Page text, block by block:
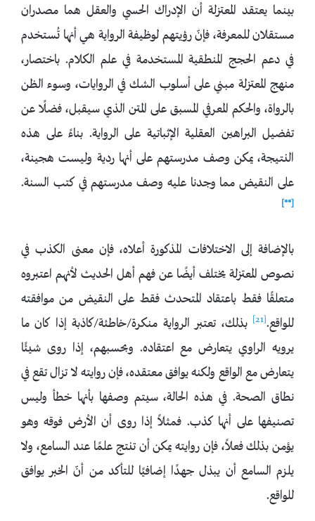
بينما يعتقد المعتزلة أن الإدراك الحسي والعقل هما مصدران
مستقلان للمعرفة، فإنّ رؤيتهم لوظيفة الرواية هي أنها تُستخدم
في دعم الحجج المنطقية المستخدمة في علم الكلام. باختصار،
منهج المعتزلة مبني على أسلوب الشك في الروايات، وسوء الظن
بالرواة، والحكم المعرفي المسبق على المتن الذي سيقبل، فضلًا عن
تفضيل البراهين العقلية الإثباتية على الرواية. بناءً على هذه
النتيجة، يمكن وصف مدرستهم على أنها ردية وليست هجينة،
على النقيض مما وجدنا عليه وصف مدرستهم في كتب السنة.
[**]
بالإضافة إلى الاختلافات المذكورة أعلاه، فإن معنى الكذب في
نصوص المعتزلة يختلف أيضًا عن فهم أهل الحديث لأنهم اعتبروه
متعلقًا فقط باعتقاد المتحدث فقط على النقيض من موافقته
للواقع.[21]
بذلك، تعتبر الرواية منكرة/خاطئة/كاذبة إذا كان ما
يرويه الراوي يتعارض مع اعتقاده. وبحسبهم، إذا روى شيئًا
يتعارض مع الواقع ولكنه يوافق معتقده، فإن روايته لا تزال تقع في
نطاق الصحة. في هذه الحالة، سيتم وصفها بأنها خطأ وليس
تصنيفها على أنها كذب. فمثلاً إذا روى أن الأرض فوقه وهو
يؤمن بذلك فعلاً، فإن روايته يمكن أن تنتج علمًا عند السامع، ولا
يلزم السامع أن يبذل جهدًا إضافيًا للتأكد من أنّ الخبر يوافق
للواقع.